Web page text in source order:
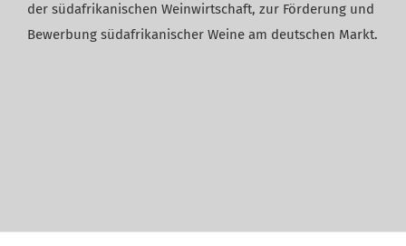
der südafrikanischen Weinwirtschaft, zur Förderung und
Bewerbung südafrikanischer Weine am deutschen Markt.